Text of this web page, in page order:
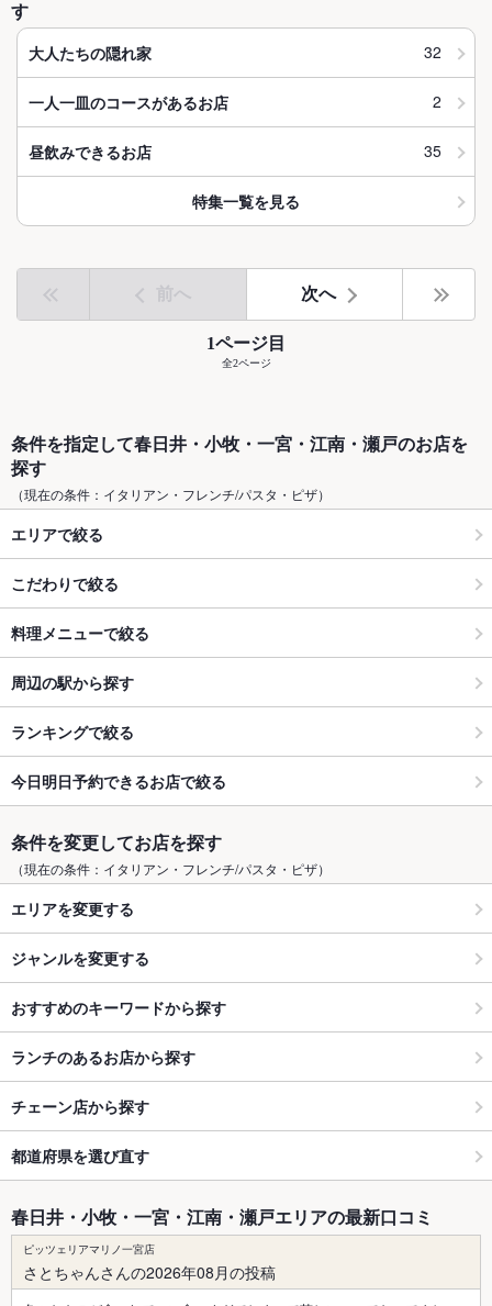
す
大人たちの隠れ家 32
一人一皿のコースがあるお店 2
昼飲みできるお店 35
特集一覧を見る
前へ 次へ
1ページ目
全2ページ
条件を指定して春日井・小牧・一宮・江南・瀬戸のお店を
探す
（現在の条件：イタリアン・フレンチ/パスタ・ピザ）
エリアで絞る
こだわりで絞る
料理メニューで絞る
周辺の駅から探す
ランキングで絞る
今日明日予約できるお店で絞る
条件を変更してお店を探す
（現在の条件：イタリアン・フレンチ/パスタ・ピザ）
エリアを変更する
ジャンルを変更する
おすすめのキーワードから探す
ランチのあるお店から探す
チェーン店から探す
都道府県を選び直す
春日井・小牧・一宮・江南・瀬戸エリアの最新口コミ
ピッツェリアマリノ一宮店
さとちゃんさんの2026年08月の投稿